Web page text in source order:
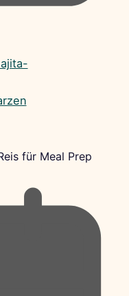
für Meal Prep